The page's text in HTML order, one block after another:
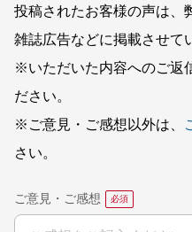
投稿されたお客様の声は、
雑誌広告などに掲載させて
※いただいた内容へのご返
ださい。
※ご意見・ご感想以外は、
さい。
ご意見・ご感想